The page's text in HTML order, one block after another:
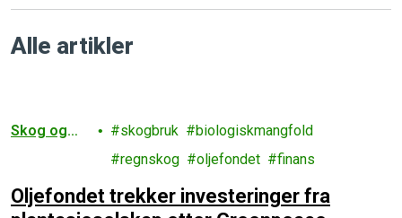
Alle artikler
Skog og
skogbruk
biologiskmangfold
regnskog
oljefondet finans
Oljefondet trekker investeringer fra